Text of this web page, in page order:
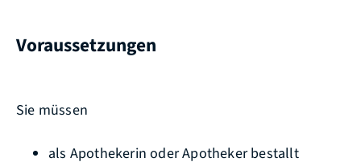
Voraussetzungen
Sie müssen
als Apothekerin oder Apotheker bestallt